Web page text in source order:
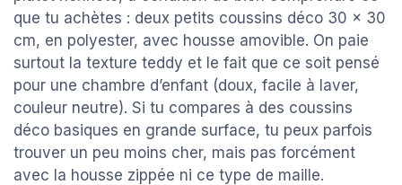
que tu achètes : deux petits coussins déco 30 x 30
cm, en polyester, avec housse amovible. On paie
surtout la texture teddy et le fait que ce soit pensé
pour une chambre d’enfant (doux, facile à laver,
couleur neutre). Si tu compares à des coussins
déco basiques en grande surface, tu peux parfois
trouver un peu moins cher, mais pas forcément
avec la housse zippée ni ce type de maille.